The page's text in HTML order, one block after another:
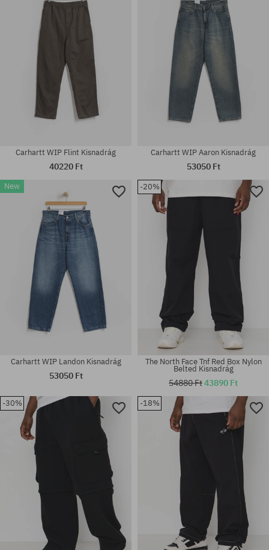
Elérhető méretek:
Elérhető méretek:
Elérhető méretek:
S; M; L; XL
Carhartt WIP Flint Kisnadrág
40220 Ft
Elérhető méretek:
30; 31; 32; 33
Carhartt WIP Aaron Kisnadrág
53050 Ft
New
Carhartt WIP Landon Kisnadrág
53050 Ft
-20%
The North Face Tnf Red Box Nylon
Belted Kisnadrág
54880 Ft43890 Ft
-30% -18%